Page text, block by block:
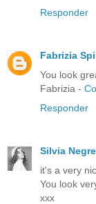
Responder
Fabrizia
You look
Fabrizia -
Responder
Silvia
it's a very
You look
xxx